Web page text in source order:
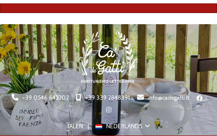
+39 0546 642202 +39 339 2848391 info@cadegatti.it
TALEN NEDERLANDS